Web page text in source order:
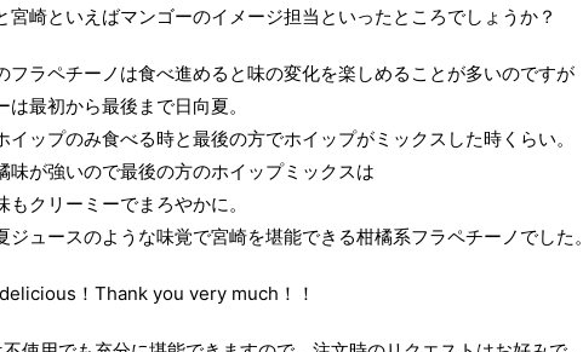
宮崎といえばマンゴーのイメージ担当といったところでしょうか？
フラペチーノは食べ進めると味の変化を楽しめることが多いのですが
は最初から最後まで日向夏。
イップのみ食べる時と最後の方でホイップがミックスした時くらい。
味が強いので最後の方のホイップミックスは
もクリーミーでまろやかに。
ジュースのような味覚で宮崎を堪能できる柑橘系フラペチーノでした。
！Thank you very much！！